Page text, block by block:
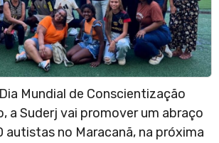
Mundial de Conscientização
a Suderj vai promover um abraço
no Maracanã, na próxima